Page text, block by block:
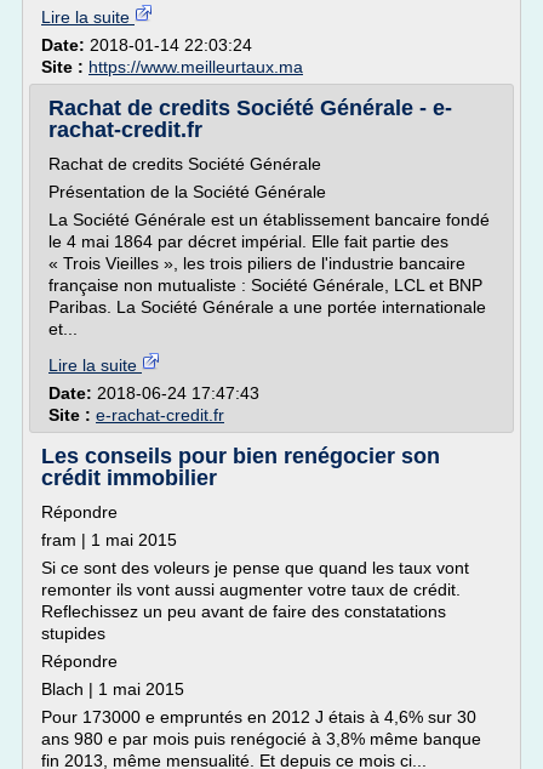
Lire la suite
Date: 2018-01-14 22:03:24
Site : https://www.meilleurtaux.ma
Rachat de credits Société Générale - e-
rachat-credit.fr
Rachat de credits Société Générale
Présentation de la Société Générale
La Société Générale est un établissement bancaire fondé
le 4 mai 1864 par décret impérial. Elle fait partie des
« Trois Vieilles », les trois piliers de l'industrie bancaire
française non mutualiste : Société Générale, LCL et BNP
Paribas. La Société Générale a une portée internationale
et...
Lire la suite
Date: 2018-06-24 17:47:43
Site : e-rachat-credit.fr
Les conseils pour bien renégocier son
crédit immobilier
Répondre
fram | 1 mai 2015
Si ce sont des voleurs je pense que quand les taux vont
remonter ils vont aussi augmenter votre taux de crédit.
Reflechissez un peu avant de faire des constatations
stupides
Répondre
Blach | 1 mai 2015
Pour 173000 e empruntés en 2012 J étais à 4,6% sur 30
ans 980 e par mois puis renégocié à 3,8% même banque
fin 2013, même mensualité. Et depuis ce mois ci...